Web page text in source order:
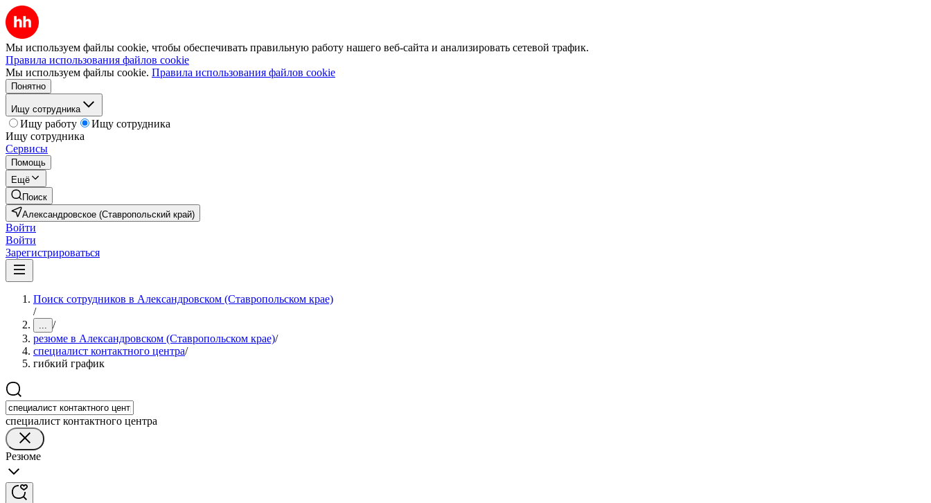
Мы используем файлы cookie, чтобы обеспечивать правильную работу нашего веб-сайта и анализировать сетевой трафик.
Правила использования файлов cookie
Мы используем файлы cookie. Правила использования файлов cookie
Понятно
Ищу сотрудника
Ищу работу
Ищу сотрудника
Ищу сотрудника
Сервисы
Помощь
Ещё
Поиск
Александровское (Ставропольский край)
Войти
Войти
Зарегистрироваться
Поиск сотрудников в Александровском (Ставропольском крае)
/
... /
резюме в Александровском (Ставропольском крае)/
специалист контактного центра/
гибкий график
специалист контактного центра
Резюме